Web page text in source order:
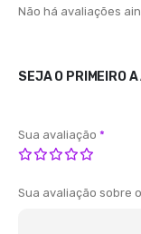
Não há avaliações
SEJA O PRIMEIRO
Sua avaliação *
Sua avaliação sobre